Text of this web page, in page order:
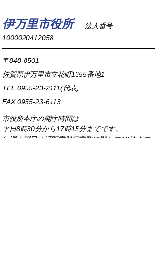
伊万里市役所
法人番号
1000020412058
〒848-8501
佐賀県伊万里市立花町1355番地1
TEL 0955-23-2111(代表)
FAX 0955-23-6113
市役所本庁の開庁時間は
平日8時30分から17時15分までです。
毎週火曜日は証明書発行業務に関して19時まで